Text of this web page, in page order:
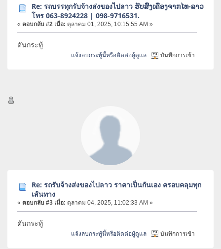
Re: รถบรรทุกรับจ้างส่งของไปลาว ຮັບສົ່ງເຄື່ອງຈາກໄທ-ລາວ
โทร 063-8924228 | 098-9716531.
« ตอบกลับ #2 เมื่อ: ตุลาคม 01, 2025, 10:15:55 AM »
ดันกระทู้
แจ้งลบกระทู้นี้หรือติดต่อผู้ดูแล บันทึกการเข้า
Re: รถรับจ้างส่งของไปลาว ราคาเป็นกันเอง ครอบคลุมทุก
เส้นทาง
« ตอบกลับ #3 เมื่อ: ตุลาคม 04, 2025, 11:02:33 AM »
ดันกระทู้
แจ้งลบกระทู้นี้หรือติดต่อผู้ดูแล บันทึกการเข้า